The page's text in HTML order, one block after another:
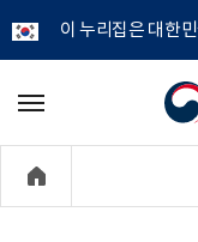
이 누리집은 대한
개
정
메
기